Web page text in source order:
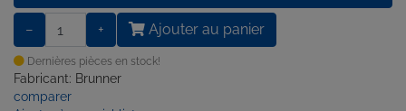
− + Ajouter au panier
Dernières pièces en stock!
Fabricant: Brunner
comparer